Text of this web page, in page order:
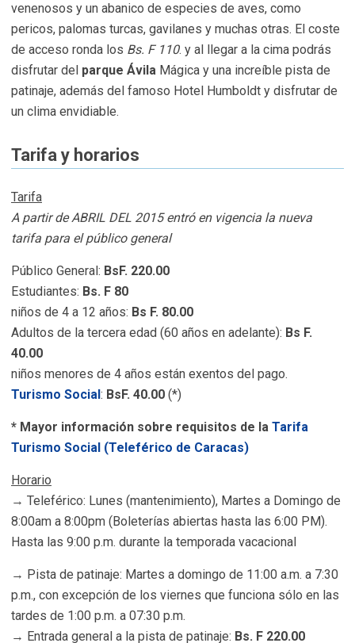
venenosos y un abanico de especies de aves, como
pericos, palomas turcas, gavilanes y muchas otras. El coste
de acceso ronda los Bs. F 110. y al llegar a la cima podrás
disfrutar del parque Ávila Mágica y una increíble pista de
patinaje, además del famoso Hotel Humboldt y disfrutar de
un clima envidiable.
Tarifa y horarios
Tarifa
A partir de ABRIL DEL 2015 entró en vigencia la nueva
tarifa para el público general
Público General: BsF. 220.00
Estudiantes: Bs. F 80
niños de 4 a 12 años: Bs F. 80.00
Adultos de la tercera edad (60 años en adelante): Bs F.
40.00
niños menores de 4 años están exentos del pago.
Turismo Social : BsF. 40.00 (*)
* Mayor información sobre requisitos de la Tarifa
Turismo Social (Teleférico de Caracas)
Horario
→ Teleférico: Lunes (mantenimiento), Martes a Domingo de
8:00am a 8:00pm (Boleterías abiertas hasta las 6:00 PM).
Hasta las 9:00 p.m. durante la temporada vacacional
→ Pista de patinaje: Martes a domingo de 11:00 a.m. a 7:30
p.m., con excepción de los viernes que funciona sólo en las
tardes de 1:00 p.m. a 07:30 p.m.
→ Entrada general a la pista de patinaje: Bs. F 220.00